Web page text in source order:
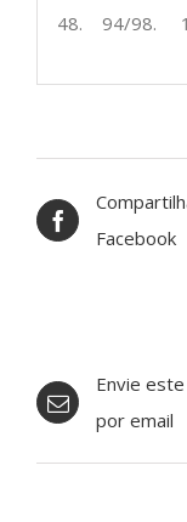
48. 94/98.
Facebook
Envie
por email